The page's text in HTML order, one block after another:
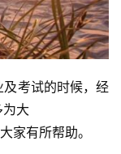
考试的时候，经
大
家有所帮助。